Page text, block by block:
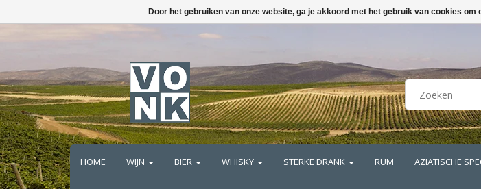
HOME WIJN BIER WHISKY STERKE DRANK RUM AZIATISCHE
Door het gebruiken van onze website, ga je akkoord met het gebruik van cookies om